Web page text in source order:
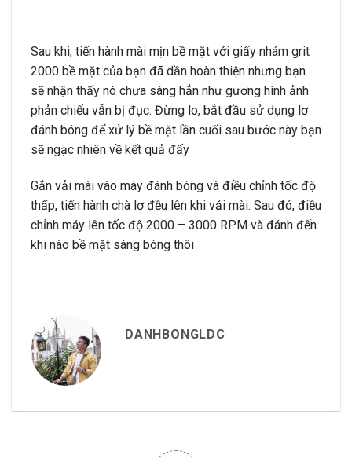
Sau khi, tiến hành mài mịn bề mặt với giấy nhám grit
2000 bề mặt của bạn đã dần hoàn thiện nhưng bạn
sẽ nhận thấy nó chưa sáng hẳn như gương hình ảnh
phản chiếu vẫn bị đục. Đừng lo, bắt đầu sử dụng lơ
đánh bóng để xử lý bề mặt lần cuối sau bước này bạn
sẽ ngạc nhiên về kết quả đấy
Gắn vải mài vào máy đánh bóng và điều chỉnh tốc độ
thấp, tiến hành chà lơ đều lên khi vải mài. Sau đó, điều
chỉnh máy lên tốc độ 2000 – 3000 RPM và đánh đến
khi nào bề mặt sáng bóng thôi
DANHBONGLDC